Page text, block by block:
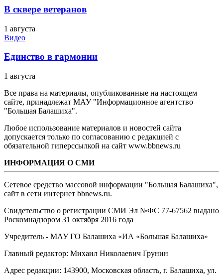
В сквере ветеранов
1 августа
Видео
Единство в гармонии
1 августа
Все права на материалы, опубликованные на настоящем
сайте, принадлежат МАУ "Информационное агентство
"Большая Балашиха".
Любое использование материалов и новостей сайта
допускается только по согласованию с редакцией с
обязательной гиперссылкой на сайт www.bbnews.ru
ИНФОРМАЦИЯ О СМИ
Сетевое средство массовой информации "Большая Балашиха",
сайт в сети интернет bbnews.ru.
Свидетельство о регистрации СМИ Эл №ФС ‎77-67562 выдано
Роскомнадзором 31 октября 2016 года
Учредитель - МАУ ГО Балашиха «ИА «Большая Балашиха»
Главный редактор: Михаил Николаевич Грунин
Адрес редакции: 143900, Московская область, г. Балашиха, ул.